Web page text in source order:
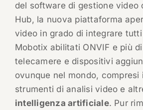
del software di gestione video
Hub, la nuova piattaforma
video in grado di integrare
Mobotix abilitati ONVIF e più
telecamere e dispositivi
ovunque nel mondo, compresi
strumenti di analisi video e
intelligenza artificiale. Pur